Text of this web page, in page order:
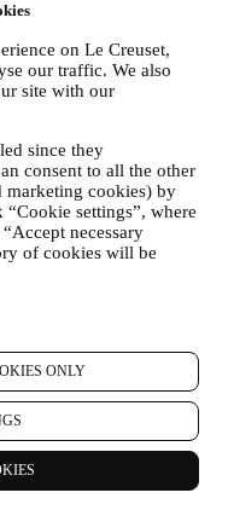
on Le Creuset,
our traffic. We also
site with our
since they
consent to all the other
marketing cookies) by
settings”, where
necessary
of cookies will be
ONLY
zewnętrznym dla ich
zgody. W celu
z prawa do
na adres
nas o problemie, a my
LE CREUSET
osobowe użytkownika i
wyjaśnia, w jaki sposób
użytkownika zgodnie z
(w tym z ogólnym
679) oraz przepisami
w kraju, na
UŻYTKOWNIKA
dotyczące użytkownika i
bezpośrednio albo
od dzieci. Trzeba mieć